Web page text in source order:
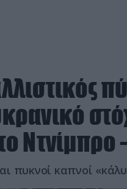
Ντνίμπρο
πυκνοί καπνοί